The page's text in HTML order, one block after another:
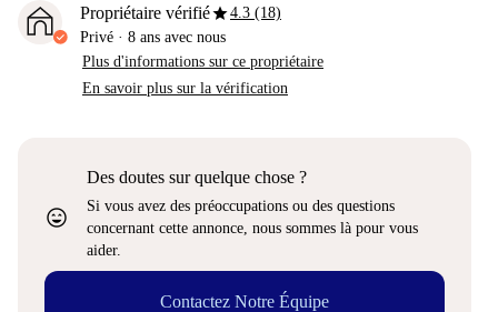
Propriétaire vérifiéstar4.3 (18)
Privé · 8 ans avec nous
Plus d'informations sur ce propriétaire
En savoir plus sur la vérification
sentiment_very_satisfied
Des doutes sur quelque chose ?
Si vous avez des préoccupations ou des questions
concernant cette annonce, nous sommes là pour vous
aider.
Contactez Notre Équipe